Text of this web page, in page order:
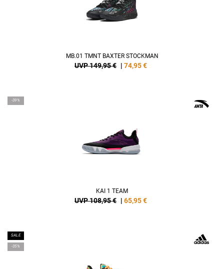
MB.01 TMNT BAXTER STOCKMAN
UVP 149,95 € | 74,95€
-39%
KAI 1 TEAM
UVP 108,95 € | 65,95€
SALE
-35%